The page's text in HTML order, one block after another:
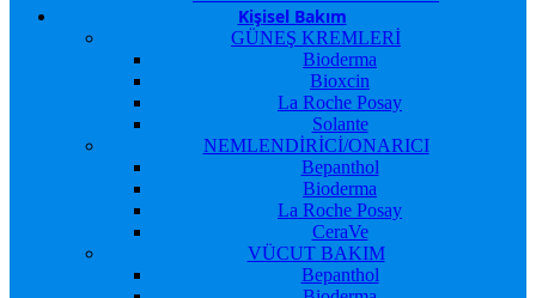
Kişisel Bakım
GÜNEŞ KREMLERİ
Bioderma
Bioxcin
La Roche Posay
Solante
NEMLENDİRİCİ/ONARICI
Bepanthol
Bioderma
La Roche Posay
CeraVe
VÜCUT BAKIM
Bepanthol